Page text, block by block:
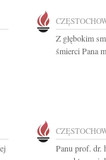
Z głębokim
śmierci Pana
Panu prof. dr.